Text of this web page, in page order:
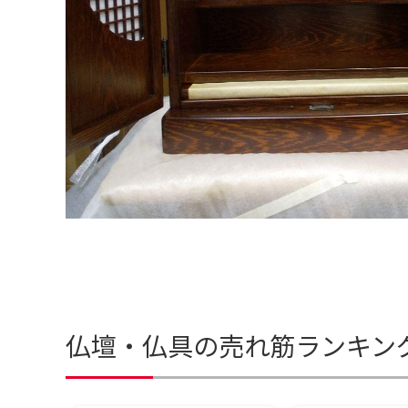
仏壇・仏具の売れ筋ランキン